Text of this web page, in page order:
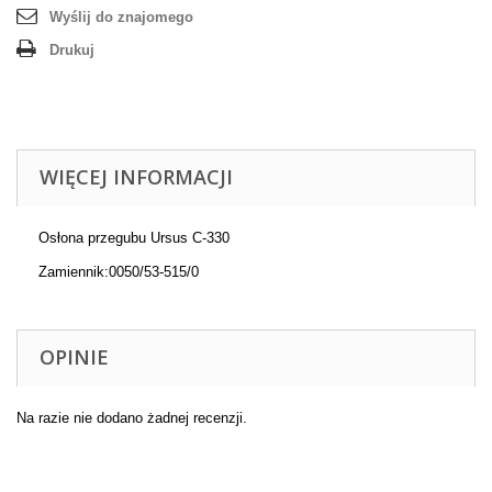
Wyślij do znajomego
Drukuj
WIĘCEJ INFORMACJI
Osłona przegubu Ursus C-330
Zamiennik:0050/53-515/0
OPINIE
Na razie nie dodano żadnej recenzji.